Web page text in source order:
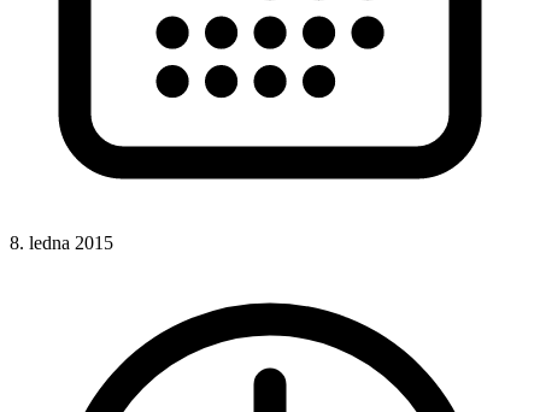
8. ledna 2015